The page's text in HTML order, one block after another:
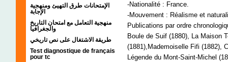
الإمتحانات طرق التهيئ ومنهجية
الإجابة
منهجية التعامل مع امتحان التاريخ
والجغرافيا
طريقة الاشتغال على نص تاريخي
Test diagnostique de français
pour tc
-Nationalité : France.
-Mouvement : Réalisme et
Publications par ordre
Boule de Suif (1880), La Maison
(1881),Mademoiselle Fifi (1882),
Légende du Mont-Saint-Michel